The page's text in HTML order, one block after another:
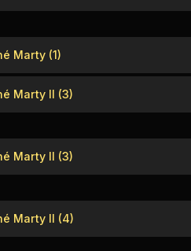
Marty (1)
Marty II (3)
Marty II (3)
Marty II (4)